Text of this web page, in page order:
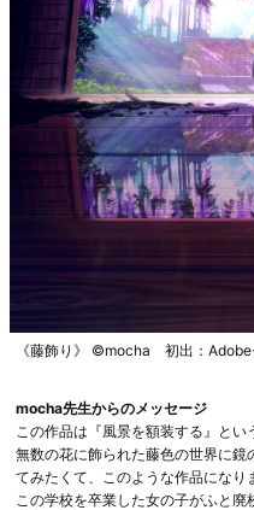
《藤飾り》 ©️mocha 初出：Adobe
mocha先生からのメッセージ
この作品は『風景を額装する』とい
無数の花に飾られた藤色の世界に
てみたくて、このような作品になり
この学校を卒業した女の子がふと